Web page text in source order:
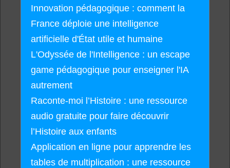
Innovation pédagogique : comment la
France déploie une intelligence
artificielle d'État utile et humaine
L'Odyssée de l'Intelligence : un escape
game pédagogique pour enseigner l'IA
autrement
Raconte-moi l’Histoire : une ressource
audio gratuite pour faire découvrir
l’Histoire aux enfants
Application en ligne pour apprendre les
tables de multiplication : une ressource